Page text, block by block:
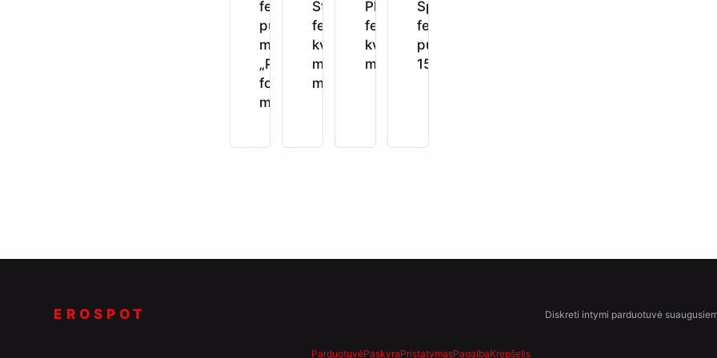
feromonų
purškalas
moterims
„Pheromones
for Her“ 15
ml
Strong
feromoniniai
kvepalai
moterims 50
ml
Pheromones
feromonų
kvapas
moterims
Spray
feromonų
purškiklis
15 ml
EROSPOT Diskreti intymi parduotuvė
ParduotuvėPaskyraPristatymasPagalbaKrepšelis